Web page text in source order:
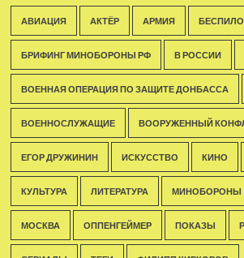
АВИАЦИЯ АКТЁР АРМИЯ
БРИФИНГ МИНОБОРОНЫ РФ В РОССИИ
ВОЕННАЯ ОПЕРАЦИЯ ПО ЗАЩИТЕ ДОНБАССА
ВОЕННОСЛУЖАЩИЕ ВООРУЖЕННЫЙ
ЕГОР ДРУЖИНИН ИСКУССТВО КИНО
КУЛЬТУРА ЛИТЕРАТУРА МИНОБОРОНЫ
МОСКВА ОППЕНГЕЙМЕР ПОКАЗЫ